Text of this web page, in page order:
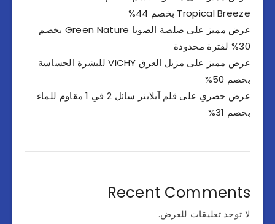
Tropical Breeze بخصم 44%
عرض مميز على صلصة الصويا Green Nature بخصم
30% لفترة محدودة
عرض مميز على مزيل العرق VICHY للبشرة الحساسة
بخصم 50%
عرض حصري على قلم آيلاينر سائل 2 في 1 مقاوم للماء
بخصم 31%
Recent Comments
لا توجد تعليقات للعرض.